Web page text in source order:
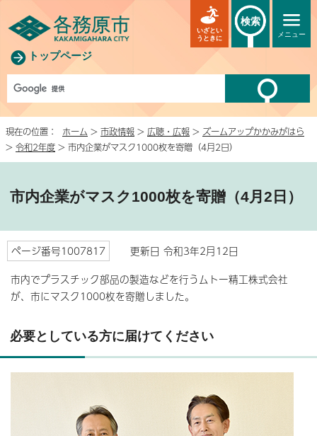
トップページ
メニュー
いざとい
うときに
検索
現在の位置： ホーム > 市政情報 > 広聴・広報 > ズームアップかかみがはら
> 令和2年度 > 市内企業がマスク1000枚を寄贈（4月2日）
市内企業がマスク1000枚を寄贈（4月2日）
ページ番号1007817
更新日 令和3年2月12日
市内でプラスチック部品の製造などを行うムトー精工株式会社
が、市にマスク1000枚を寄贈しました。
必要としている方に届けてください